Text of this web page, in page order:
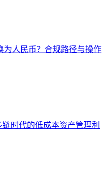
为人民币？合规路径与操作
时代的低成本资产管理利